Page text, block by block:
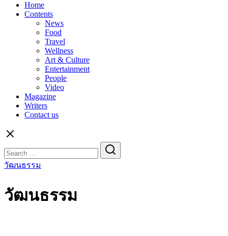
Home
Contents
News
Food
Travel
Wellness
Art & Culture
Entertainment
People
Video
Magazine
Writers
Contact us
for:
วัฒนธรรม
วัฒนธรรม